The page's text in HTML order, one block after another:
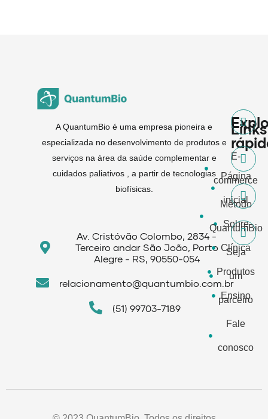
A QuantumBio é uma empresa pioneira e
especializada no desenvolvimento de produtos e
serviços na área da saúde complementar e
cuidados paliativos , a partir de tecnologias
biofísicas.
Av. Cristóvão Colombo, 2834 -
Terceiro andar São João, Porto
Alegre - RS, 90550-054
relacionamento@quantumbio.com.br
(51) 99703-7189
Links
Página
inicial
Sobre
Clínica
Produtos
Ensino
E-
commerce
Método
QuantumBio
Seja
um
parceiro
Fale
conosco